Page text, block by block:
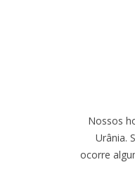
Nossos
Urânia.
ocorre